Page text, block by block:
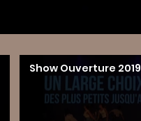
Show Ouverture 2019